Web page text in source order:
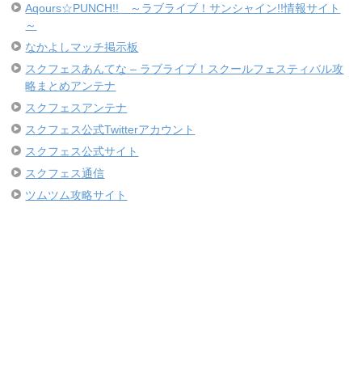
Aqours☆PUNCH!! ～ラブライブ！サンシャイン!!情報サイト
～
なかよしマッチ掲示板
スクフェスあんてな – ラブライブ！スクールフェスティバル攻
略まとめアンテナ
スクフェスアンテナ
スクフェス公式Twitterアカウント
スクフェス公式サイト
スクフェス通信
ツムツム攻略サイト